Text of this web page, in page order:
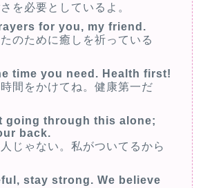
を必要としているよ。
for you, my friend.
のために癒しを祈っている
time you need. Health first!
間をかけてね。健康第一だ
going through this alone;
back.
じゃない。私がついてるから
stay strong. We believe